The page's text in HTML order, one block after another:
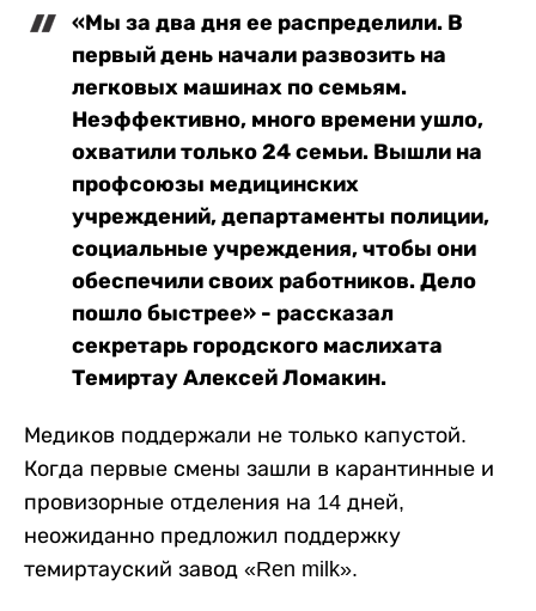
«Мы за два дня ее распределили. В
первый день начали развозить на
легковых машинах по семьям.
Неэффективно, много времени ушло,
охватили только 24 семьи. Вышли на
профсоюзы медицинских
учреждений, департаменты полиции,
социальные учреждения, чтобы они
обеспечили своих работников. Дело
пошло быстрее» - рассказал
секретарь городского маслихата
Темиртау Алексей Ломакин.
Медиков поддержали не только капустой.
Когда первые смены зашли в карантинные и
провизорные отделения на 14 дней,
неожиданно предложил поддержку
темиртауский завод «Ren milk».